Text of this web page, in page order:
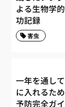
よる生物学
功記録
害虫
一年を通し
に入れるた
予防完全ガ